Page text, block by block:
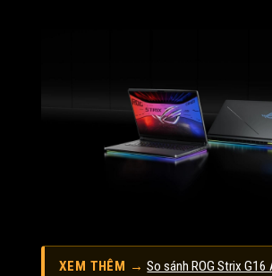
XEM THÊM →So sánh ROG Strix G16